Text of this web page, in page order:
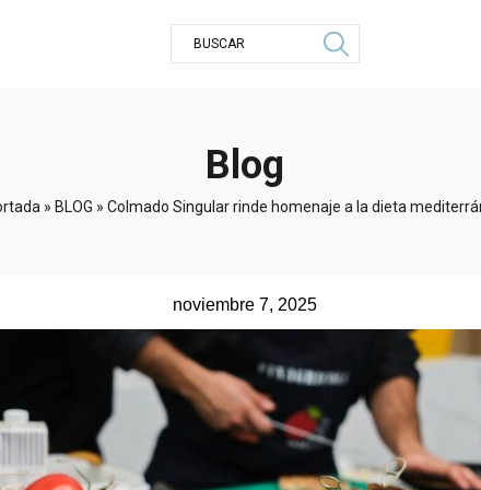
Blog
» BLOG » Colmado Singular rinde homenaje a la dieta
noviembre 7, 2025